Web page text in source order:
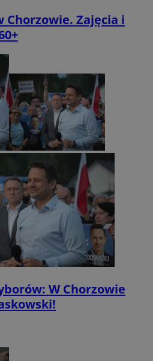
Zajęcia i
W Chorzowie